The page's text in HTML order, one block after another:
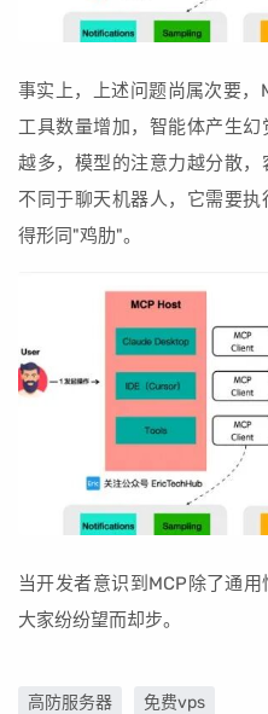
事实上，上述问题尚属次要，
工具数量增加，智能体产生
越多，模型的注意力越分散
不同于聊天机器人，它需要
得形同"鸡肋"。
当开发者意识到MCP除了通
大家纷纷望而却步。
高防服务器 免费vps